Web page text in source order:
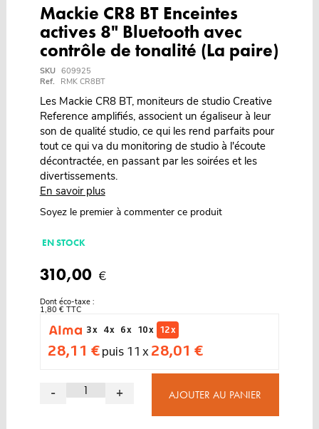
Mackie CR8 BT Enceintes
actives 8" Bluetooth avec
contrôle de tonalité (La paire)
SKU 609925
Ref.
RMK CR8BT
Les Mackie CR8 BT, moniteurs de studio Creative
Reference amplifiés, associent un égaliseur à leur
son de qualité studio, ce qui les rend parfaits pour
tout ce qui va du monitoring de studio à l'écoute
décontractée, en passant par les soirées et les
divertissements.
En savoir plus
Soyez le premier à commenter ce produit
EN STOCK
310,00 €
Dont éco-taxe :
1,80 € TTC
3 x
4 x 6 x 10 x 12 x
28,11 €puis 11 x 28,01 €
- + AJOUTER AU PANIER